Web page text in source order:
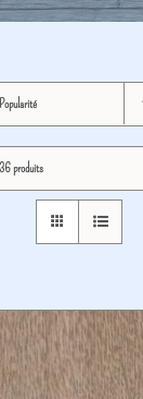
Popularité
36 produits